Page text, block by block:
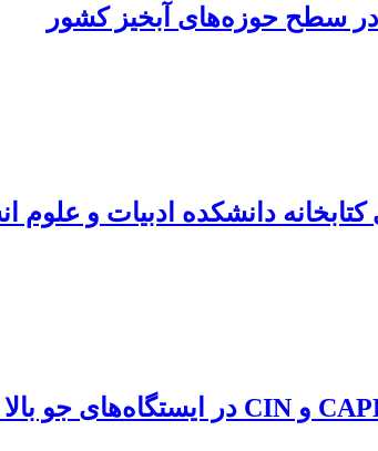
در سطح حوزه‌های آبخیز کشور
دانشکده ادبیات و علوم